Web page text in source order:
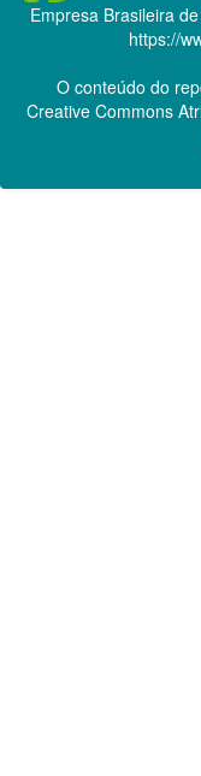
Empresa Brasileira
https://
O conteúdo do
Creative Commons